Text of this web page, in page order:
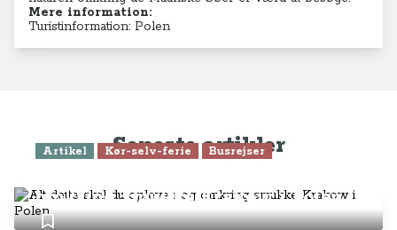
Mere information:
Turistinformation: Polen
Seneste artikler
Artikel Kør-selv-ferie Busrejser
omkring smukke Krakow i Polen